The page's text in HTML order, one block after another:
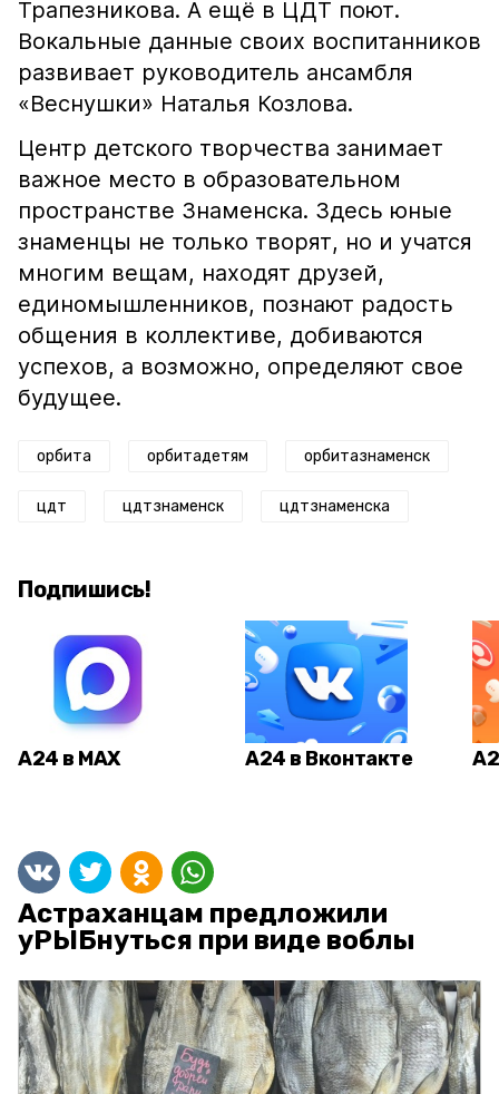
Трапезникова. А ещё в ЦДТ поют.
Вокальные данные своих воспитанников
развивает руководитель ансамбля
«Веснушки» Наталья Козлова.
Центр детского творчества занимает
важное место в образовательном
пространстве Знаменска. Здесь юные
знаменцы не только творят, но и учатся
многим вещам, находят друзей,
единомышленников, познают радость
общения в коллективе, добиваются
успехов, а возможно, определяют свое
будущее.
орбита орбитадетям орбитазнаменск
цдт цдтзнаменск цдтзнаменска
Подпишись!
А24 в MAX А24 в Вконтакте
Астраханцам предложили
уРЫБнуться при виде воблы